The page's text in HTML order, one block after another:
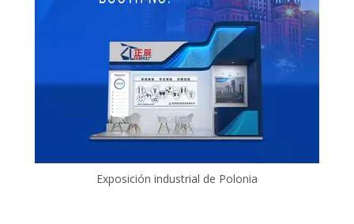
Exposición industrial de Polonia